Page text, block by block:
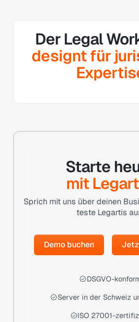
Der Legal
designt für
Starte
mit
Sprich mit uns über deinen
teste Legartis
Demo buchen
Demo buchen Jetzt
DSGVO-
Server in der Schweiz
ISO 27001-